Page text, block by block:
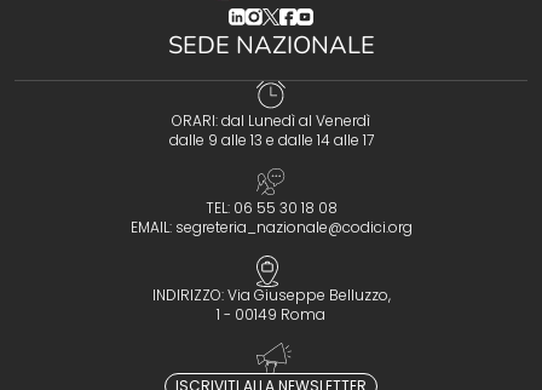
(opens in a new tab)
(opens in a new tab)
(opens in a new tab)
(opens in a new tab)
(opens in a new tab)
SEDE NAZIONALE
ORARI: dal Lunedì al Venerdì
dalle 9 alle 13 e dalle 14 alle 17
TEL: 06 55 30 18 08
EMAIL: segreteria_nazionale@codici.org
INDIRIZZO: Via Giuseppe Belluzzo,
1 - 00149 Roma
ISCRIVITI ALLA NEWSLETTER